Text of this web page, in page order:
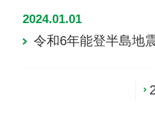
2024.01.01
令和6年能登半島地